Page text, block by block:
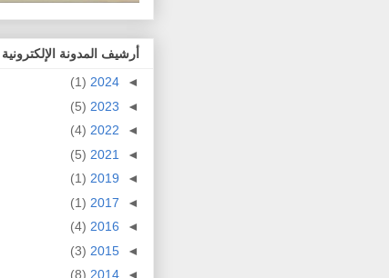
أرشيف المدونة الإلكترونية
◄
2024
(1)
◄
2023
(5)
◄
2022
(4)
◄
2021
(5)
◄
2019
(1)
◄
2017
(1)
◄
2016
(4)
◄
2015
(3)
◄
2014
(8)